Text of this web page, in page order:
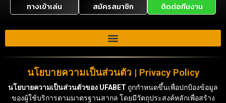
ทางเข้าเล่น สมัครสมาชิก ติดต่อทีมงาน
นโยบายความเป็นส่วนตัว | Privacy Policy
นโยบายความเป็นส่วนตัวของ UFABET ถูกกำหนดขึ้นเพื่อปกป้องข้อมูล
ของผู้ใช้บริการตามมาตรฐานสากล โดยมีวัตถุประสงค์หลักเพื่อสร้าง